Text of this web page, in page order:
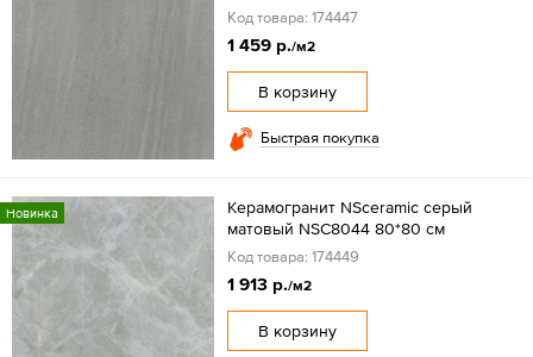
Код товара: 174447
1 459 р./м2
В корзину
Быстрая покупка
Новинка
Керамогранит NSceramic серый
матовый NSC8044 80*80 см
Код товара: 174449
1 913 р./м2
В корзину